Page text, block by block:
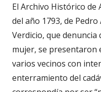
El Archivo Histórico
del año 1793, de
Verdicio, que denuncia
mujer, se presentaron
varios vecinos con
enterramiento del